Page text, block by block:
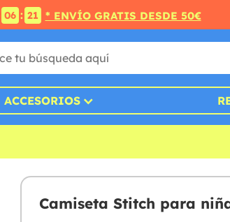
06 : 20 * ENVÍO GRATIS DESDE 50€
ACCESORIOS
Camiseta Stitch para